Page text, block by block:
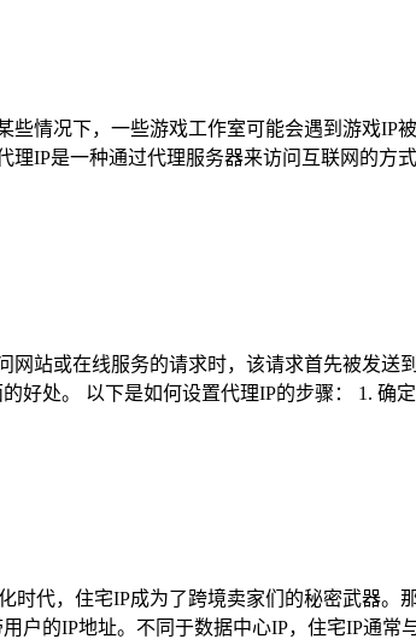
情况下，一些游戏工作室可能会遇到游戏IP被
IP是一种通过代理服务器来访问互联网的方
站或在线服务的请求时，该请求首先被发送
好处。 以下是如何设置代理IP的步骤： 1. 确
代，住宅IP成为了跨境卖家们的秘密武器。
户的IP地址。不同于数据中心IP，住宅IP通常